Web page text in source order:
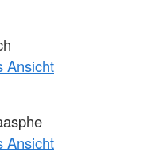
Ansicht
Ansicht